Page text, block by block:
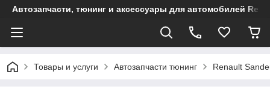
Автозапчасти, тюнинг и аксессуары для автомобилей
Товары и услуги Автозапчасти тюнинг Renault